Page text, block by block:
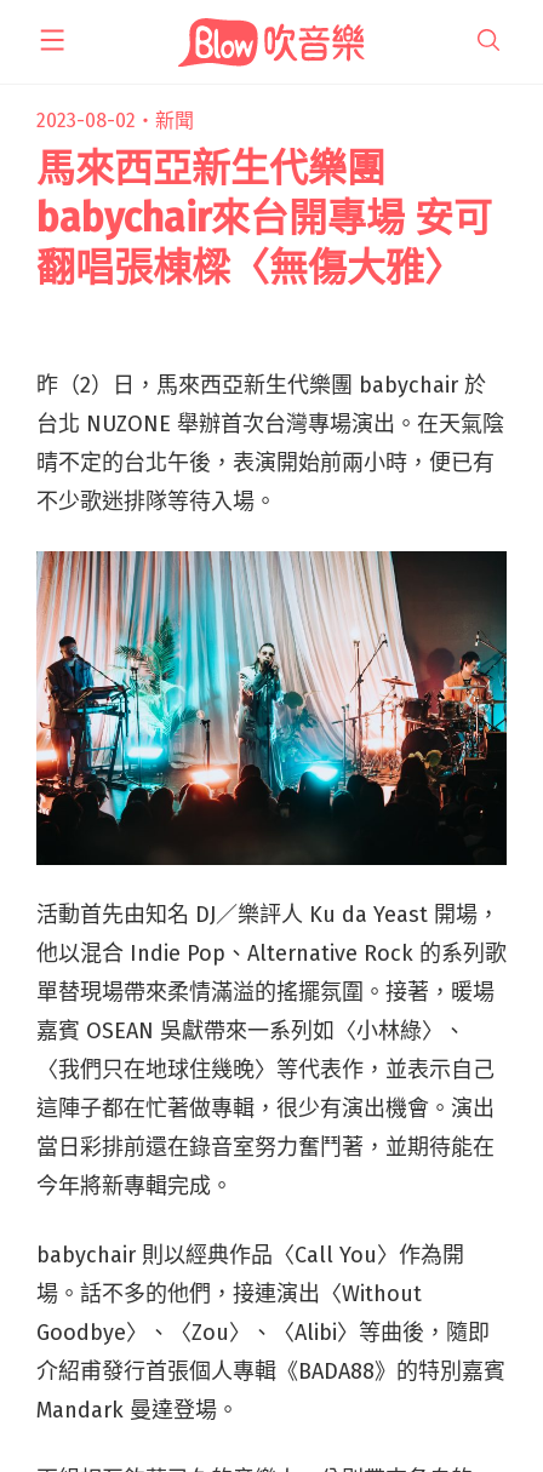
2023-08-02・ 新聞
馬來西亞新生代樂團
babychair來台開專場 安可
翻唱張棟樑〈無傷大雅〉
昨（2）日，馬來西亞新生代樂團 babychair 於
台北 NUZONE 舉辦首次台灣專場演出。在天氣陰
晴不定的台北午後，表演開始前兩小時，便已有
不少歌迷排隊等待入場。
活動首先由知名 DJ／樂評人 Ku da Yeast 開場，
他以混合 Indie Pop、Alternative Rock 的系列歌
單替現場帶來柔情滿溢的搖擺氛圍。接著，暖場
嘉賓 OSEAN 吳獻帶來一系列如〈小林綠〉、
〈我們只在地球住幾晚〉等代表作，並表示自己
這陣子都在忙著做專輯，很少有演出機會。演出
當日彩排前還在錄音室努力奮鬥著，並期待能在
今年將新專輯完成。
babychair 則以經典作品〈Call You〉作為開
場。話不多的他們，接連演出〈Without
Goodbye〉、〈Zou〉、〈Alibi〉等曲後，隨即
介紹甫發行首張個人專輯《BADA88》的特別嘉賓
Mandark 曼達登場。